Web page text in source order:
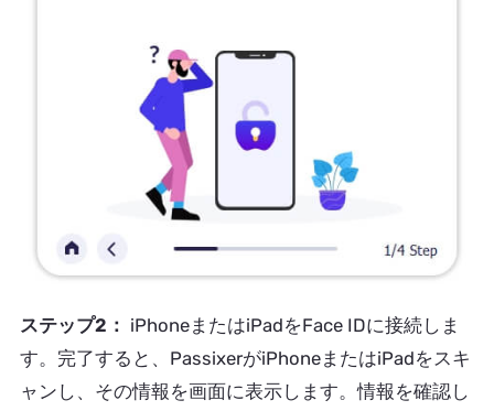
ステップ2： iPhoneまたはiPadをFace IDに接続しま
す。完了すると、PassixerがiPhoneまたはiPadをスキ
ャンし、その情報を画面に表示します。情報を確認し